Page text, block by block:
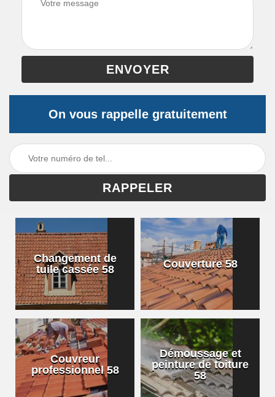
On vous rappelle gratuitement
Changement de
tuile cassée 58
Couverture 58
Couvreur
professionnel 58
Démoussage et
peinture de toiture
58